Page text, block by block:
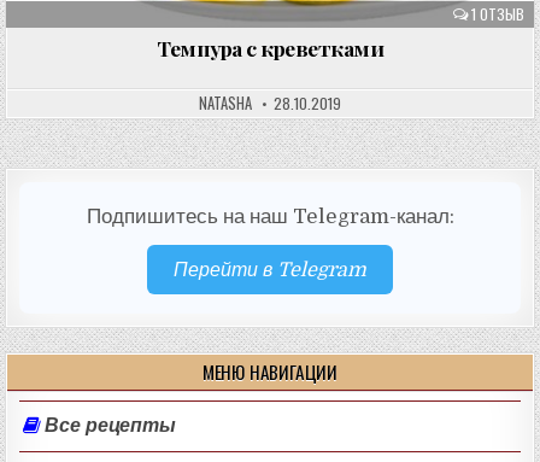
1 ОТЗЫВ
Темпура с креветками
NATASHA 28.10.2019
Подпишитесь на наш Telegram-канал:
Перейти в Telegram
МЕНЮ НАВИГАЦИИ
Все рецепты